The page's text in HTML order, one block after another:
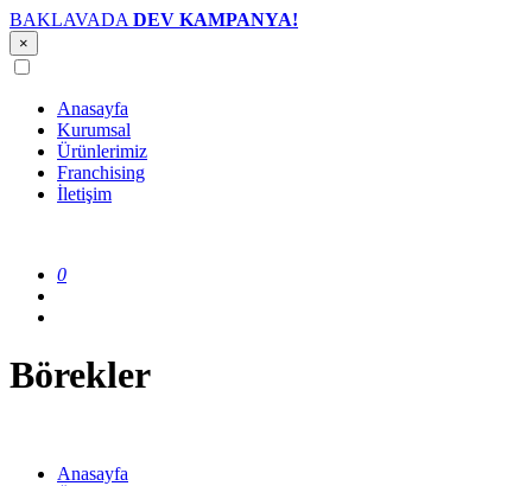
BAKLAVADA DEV KAMPANYA!
×
Anasayfa
Kurumsal
Ürünlerimiz
Franchising
İletişim
0
Börekler
Anasayfa